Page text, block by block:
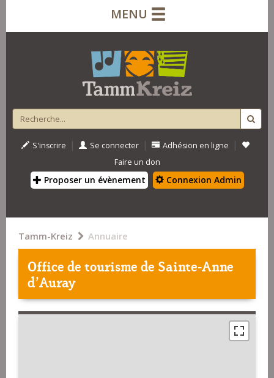
MENU
S'inscrire | Se connecter | Adhésion en ligne |
Faire un don
Proposer un évènement Connexion Admin
Tamm-Kreiz Annuaire
Office de tourisme de Sainte-Anne
d'Auray